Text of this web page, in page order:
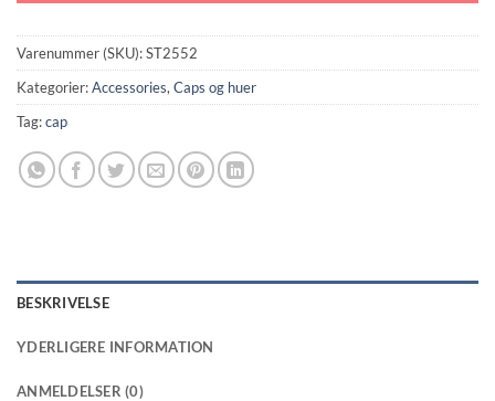
Varenummer (SKU):ST2552
Kategorier:Accessories, Caps og huer
Tag:cap
BESKRIVELSE
YDERLIGERE INFORMATION
ANMELDELSER (0)